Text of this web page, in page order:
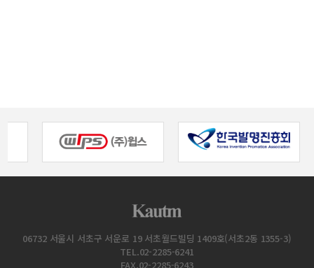
06732 서울시 서초구 서운로 19 서초월드빌딩 1409호(서초2동 1355-3)
TEL.02-2285-6241
FAX.02-2285-6243